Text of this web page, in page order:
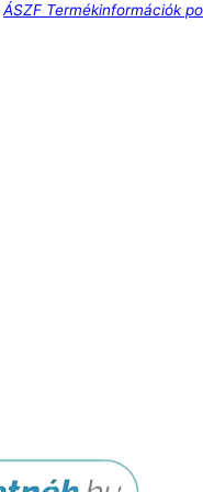
ÁSZF Termékinformációk